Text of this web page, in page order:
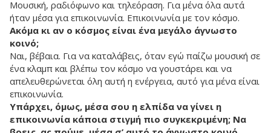
Μουσική, ραδιόφωνο και τηλεόραση. Για μένα όλα αυτά
ήταν μέσα για επικοινωνία. Επικοινωνία με τον κόσμο.
Ακόμα κι αν ο κόσμος είναι ένα μεγάλο άγνωστο
κοινό;
Ναι, βέβαια. Για να καταλάβεις, όταν εγώ παίζω μουσική σε
ένα κλαμπ και βλέπω τον κόσμο να γουστάρει και να
απελευθερώνεται όλη αυτή η ενέργεια, αυτό για μένα είναι
επικοινωνία.
Υπάρχει, όμως, μέσα σου η ελπίδα να γίνει η
επικοινωνία κάποια στιγμή πιο συγκεκριμένη; Να